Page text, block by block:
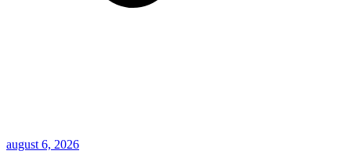
august 6, 2026